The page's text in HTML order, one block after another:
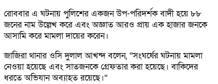
রোববার এ ঘটনায় পুলিশের একজন উপ-পরিদর্শক বাদী হয়ে ৮৮
জনের নাম উল্লেখ করে এবং অজ্ঞাত আরও প্রায় এক হাজার জনকে
আসামি করে মামলা দায়ের করেন।
জাজিরা থানার ওসি দুলাল আখন্দ বলেন, “সংঘর্ষের ঘটনায় মামলা
নেওয়া হয়েছে এবং সাতজনকে গ্রেফতার করা হয়েছে। বাকিদের
ধরতে অভিযান অব্যাহত রয়েছে।”